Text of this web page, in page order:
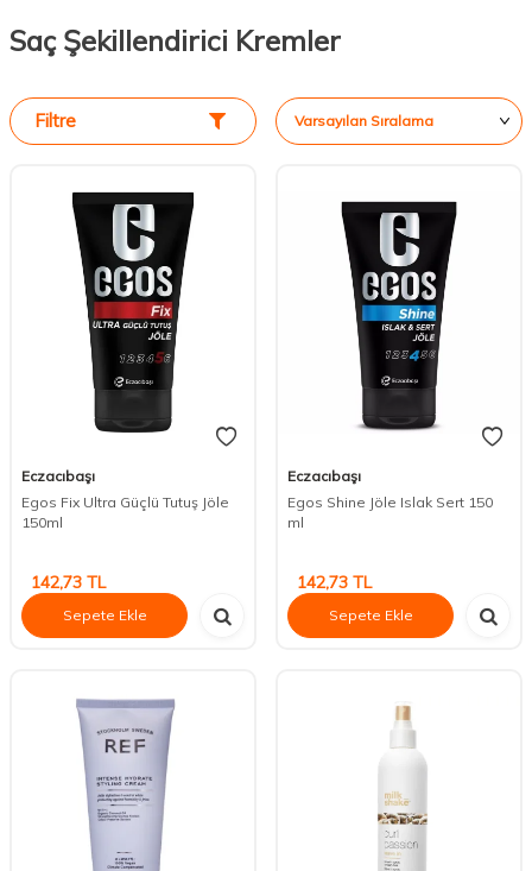
Saç Şekillendirici Kremler
Filtre
Eczacıbaşı
Egos Fix Ultra Güçlü Tutuş Jöle
150ml
142,73 TL
Sepete Ekle
Eczacıbaşı
Egos Shine Jöle Islak Sert 150
ml
142,73 TL
Sepete Ekle